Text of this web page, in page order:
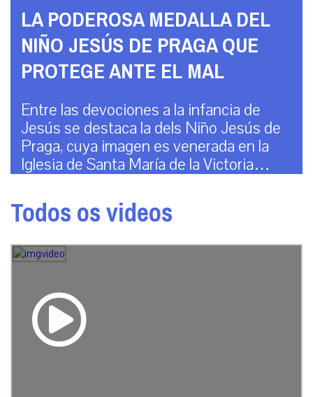
LA PODEROSA MEDALLA DEL
NIÑO JESÚS DE PRAGA QUE
PROTEGE ANTE EL MAL
Entre las devociones a la infancia de
Jesús se destaca la dels Niño Jesús de
Praga, cuya imagen es venerada en la
Iglesia de Santa María de la Victoria…
Todos os videos